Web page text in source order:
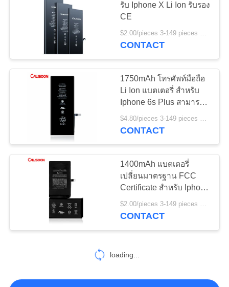
แบตเตอรี่สํารองสําห
รับ Iphone 6
26
แบตเตอรี่สํารองสําห
รับ Iphone 7
18
แบตเตอรี่สําหรับ
Iphone 8
15
รับ Iphone X Li Ion รับรอง
CE
CONTACT
1750mAh โทรศัพท์มือถือ
Li Ion แบตเตอรี่ สําหรับ
Iphone 6s Plus สามารถ
ชาร์จใหม่ได้
$4.80/pieces 3-149 pieces MOQ:3 ชิ้น
CONTACT
1400mAh แบตเตอรี่
เปลี่ยนมาตรฐาน FCC
Certificate สําหรับ Iphone
Xs Max
$2.00/pieces 3-149 pieces MOQ:3 ชิ้น
CONTACT
loading...